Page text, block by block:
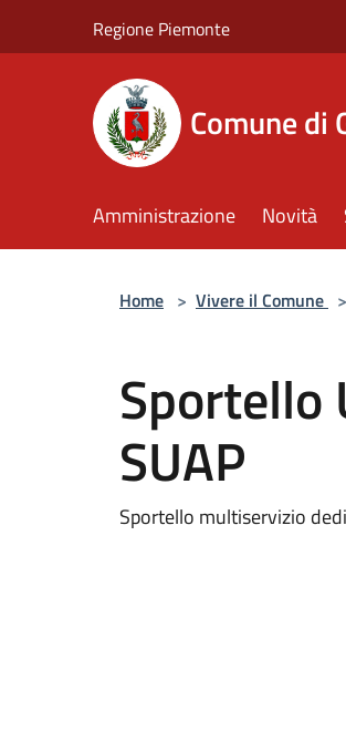
Regione Piemonte
Comune di
Amministrazione Novità
Home > Vivere il Comune >
SUAP
Sportello multiservizio